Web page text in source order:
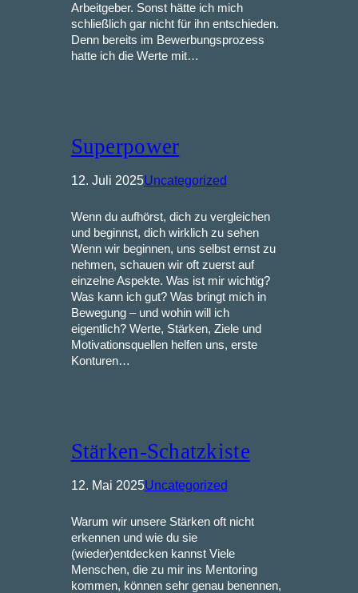
Arbeitgeber. Sonst hätte ich mich
schließlich gar nicht für ihn entschieden.
Denn bereits im Bewerbungsprozess
hatte ich die Werte mit…
Superpower
12. Juli 2025Uncategorized
Wenn du aufhörst, dich zu vergleichen
und beginnst, dich wirklich zu sehen
Wenn wir beginnen, uns selbst ernst zu
nehmen, schauen wir oft zuerst auf
einzelne Aspekte. Was ist mir wichtig?
Was kann ich gut? Was bringt mich in
Bewegung – und wohin will ich
eigentlich? Werte, Stärken, Ziele und
Motivationsquellen helfen uns, erste
Konturen…
Stärken-Schatzkiste
12. Mai 2025Uncategorized
Warum wir unsere Stärken oft nicht
erkennen und wie du sie
(wieder)entdecken kannst Viele
Menschen, die zu mir ins Mentoring
kommen, können sehr genau benennen,